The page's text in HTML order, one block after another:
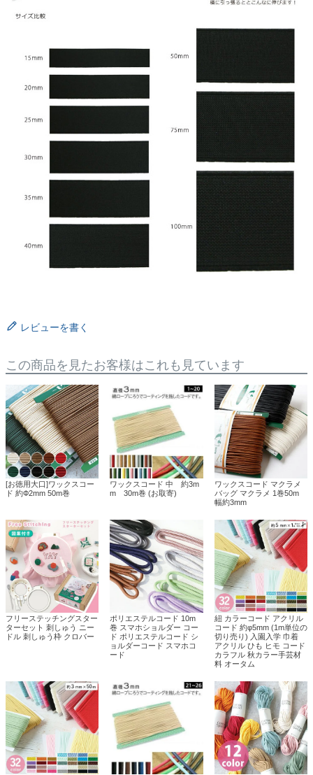
レビューを書く
この商品を見たお客様はこれも見ています
[お徳用大口]ワックスコー
ド 約Ф2mm 50m巻
ワックスコード 中 約3m
m 30m巻 (お取寄)
ワックスコード マクラメ
バッグ マクラメ 1巻50m
幅約3mm
フリーステッチングスター
ターセット 刺しゅう ニー
ドル 刺しゅう枠 クロバー
ポリエステルコード 10m
巻 スマホショルダー コー
ド ポリエステルコード シ
ョルダーコード スマホコ
ード
紐 カラーコード アクリル
コード 約φ5mm (1m単位の
切り売り) 入園入学 巾着
アクリル ひも ヒモ コード
カラフル 秋カラー手芸材
料 オータム